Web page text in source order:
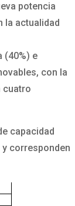
potencia
la actualidad
(40%) e
con la
cuatro
capacidad
corresponden